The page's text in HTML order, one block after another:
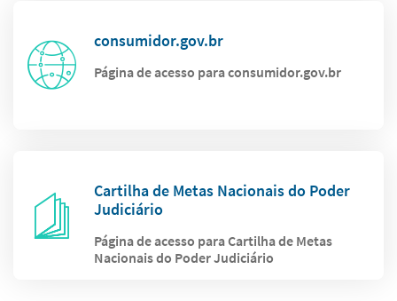
consumidor.gov.br
Página de acesso para consumidor.gov.br
Cartilha de Metas Nacionais do Poder
Judiciário
Página de acesso para Cartilha de Metas
Nacionais do Poder Judiciário